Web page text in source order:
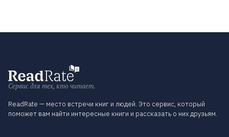
Сервис для тех, кто читает.
ReadRate — место встречи книг и людей. Это сервис, который
поможет вам найти интересные книги и рассказать о них друзьям.